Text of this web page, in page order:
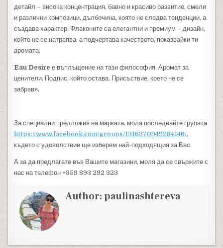
детайл – висока концентрация, бавно и красиво развитие, смели
и различни композици, дълбочина, която не следва тенденции, а
създава характер. Флаконите са елегантни и премиум – дизайн,
който не се натрапва, а подчертава качеството, показвайки ти
аромата.
Eau Desire е въплъщение на тази философия. Аромат за
ценители. Подпис, който остава. Присъствие, което не се
забравя.
За специални предложия на марката, моля последвайте групата
https://www.facebook.com/groups/1316370949284146/,
където с удоволствие ще изберем най-подходящия за Вас.
А за да предлагате във Вашите магазини, моля да се свържите с
нас на телефон +359 893 292 323
Author: paulinashtereva